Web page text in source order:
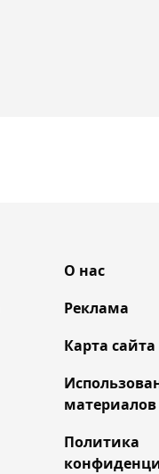
О нас
Реклама
Карта сайта
материалов
Политика